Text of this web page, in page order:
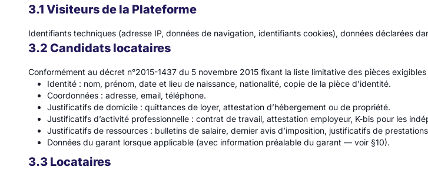
3.1 Visiteurs de la Plateforme
Identifiants techniques (adresse IP, données de navigation, identifiants cookies), données déclarées
3.2 Candidats locataires
Conformément au décret n°2015-1437 du 5 novembre 2015 fixant la liste limitative des pièces exigibles
Identité : nom, prénom, date et lieu de naissance, nationalité, copie de la pièce d’identité.
Coordonnées : adresse, email, téléphone.
Justificatifs de domicile : quittances de loyer, attestation d’hébergement ou de propriété.
Justificatifs d’activité professionnelle : contrat de travail, attestation employeur, K-bis pour les
Justificatifs de ressources : bulletins de salaire, dernier avis d’imposition, justificatifs de
Données du garant lorsque applicable (avec information préalable du garant — voir §10).
3.3 Locataires